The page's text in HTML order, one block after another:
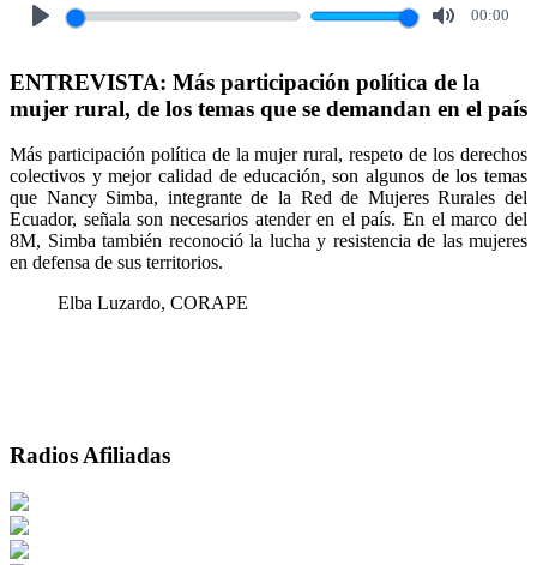
00:00
ENTREVISTA: Más participación política de la
mujer rural, de los temas que se demandan en el país
Más participación política de la mujer rural, respeto de los derechos
colectivos y mejor calidad de educación, son algunos de los temas
que Nancy Simba, integrante de la Red de Mujeres Rurales del
Ecuador, señala son necesarios atender en el país. En el marco del
8M, Simba también reconoció la lucha y resistencia de las mujeres
en defensa de sus territorios.
Elba Luzardo, CORAPE
Radios Afiliadas